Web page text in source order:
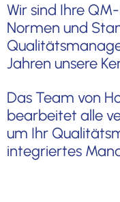
Wir sind Ihre
Normen und
Jahren unsere
Das Team von
bearbeitet alle
um Ihr
integriertes